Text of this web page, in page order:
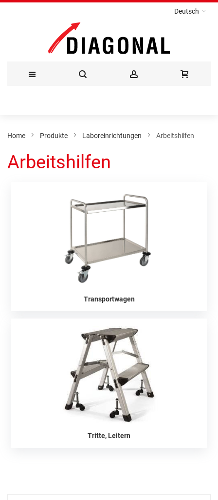
Deutsch
Inhalt
Home Produkte Laboreinrichtungen Arbeitshilfen
Arbeitshilfen
Transportwagen
Tritte, Leitern